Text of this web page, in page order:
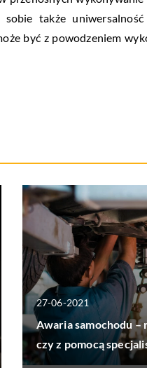
także
być z powodzeniem
27-06-2021
Awaria samochodu –
czy z pomocą